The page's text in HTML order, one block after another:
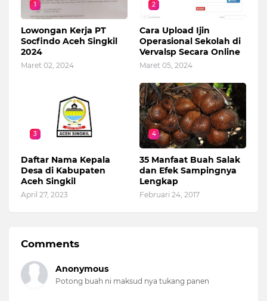
1
Lowongan Kerja PT
Socfindo Aceh Singkil
2024
Maret 02, 2024
2
Cara Upload Ijin
Operasional Sekolah di
Vervalsp Secara Online
Maret 05, 2024
3
Daftar Nama Kepala
Desa di Kabupaten
Aceh Singkil
April 27, 2023
4
35 Manfaat Buah Salak
dan Efek Sampingnya
Lengkap
Februari 24, 2017
Comments
Anonymous
Potong buah ni maksud nya tukang panen